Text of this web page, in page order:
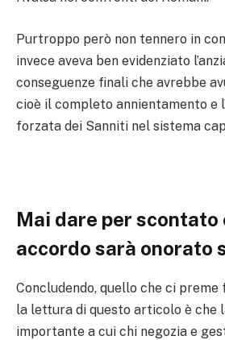
Purtroppo però non tennero in
invece aveva ben evidenziato
conseguenze finali che avrebbe
cioè il completo annientamento e
forzata dei Sanniti nel sistema
Mai dare per scontato
accordo sarà onorato
Concludendo, quello che ci
la lettura di questo articolo è che
importante a cui chi negozia e